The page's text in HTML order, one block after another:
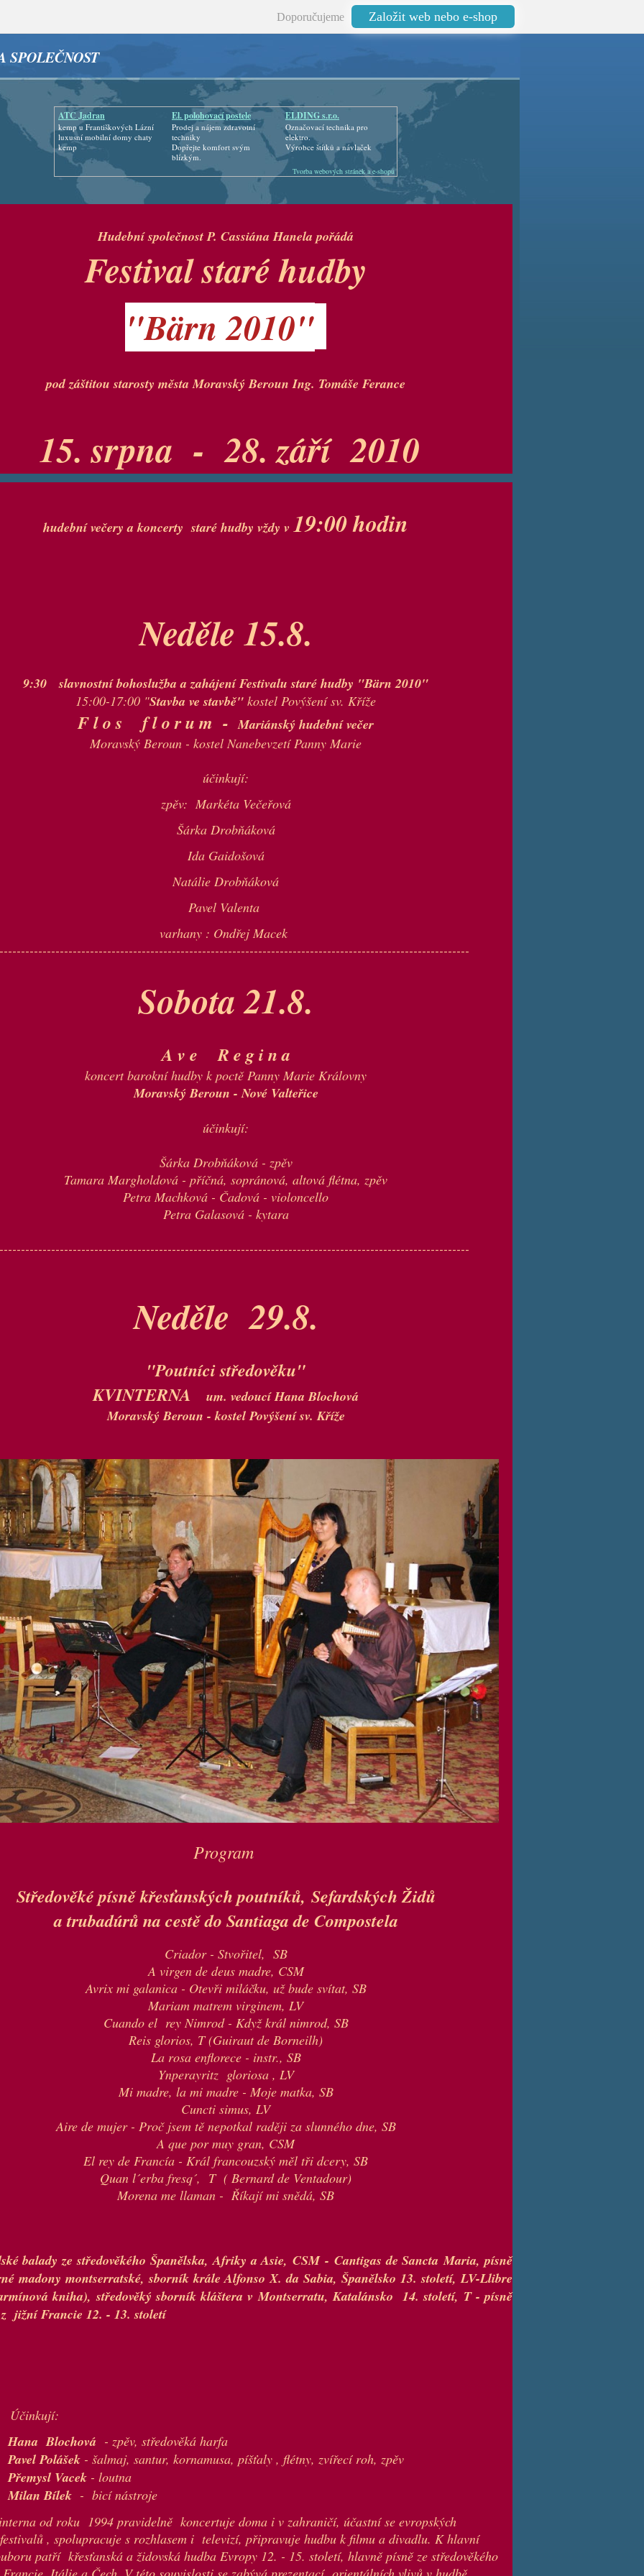
Doporučujeme Založit web nebo e-shop
SPOLEČNOST
ATC Jadran
kemp u Františkových Lázní
luxusní mobilní domy chaty
kemp
El. polohovací postele
Prodej a nájem zdravotní
techniky
Dopřejte komfort svým
blízkým.
ELDING s.r.o.
Označovací technika pro
elektro.
Výrobce štítků a návlaček
Tvorba webových stránek a e-shopů
Hudební společnost P. Cassiána Hanela pořádá
Festival staré hudby
"Bärn 2010"
pod záštitou starosty města Moravský Beroun Ing. Tomáše Ferance
15. srpna - 28. září 2010
hudební večery a koncerty staré hudby vždy v 19:00 hodin
Neděle 15.8.
9:30 slavnostní bohoslužba a zahájení Festivalu staré hudby "Bärn 2010"
15:00-17:00 "Stavba ve stavbě" kostel Povýšení sv. Kříže
F l o s f l o r u m - Mariánský hudební večer
Moravský Beroun - kostel Nanebevzetí Panny Marie
účinkují:
zpěv: Markéta Večeřová
Šárka Drobňáková
Ida Gaidošová
Natálie Drobňáková
Pavel Valenta
varhany : Ondřej Macek
Sobota 21.8.
A v e R e g i n a
koncert barokní hudby k poctě Panny Marie Královny
Moravský Beroun - Nové Valteřice
účinkují:
Šárka Drobňáková - zpěv
Tamara Margholdová - příčná, sopránová, altová flétna, zpěv
Petra Machková - Čadová - violoncello
Petra Galasová - kytara
Neděle 29.8.
"Poutníci středověku"
KVINTERNA
um. vedoucí Hana Blochová
Moravský Beroun - kostel Povýšení sv. Kříže
Program
Středověké písně křesťanských poutníků, Sefardských Židů
a trubadúrů na cestě do Santiaga de Compostela
Criador - Stvořitel, SB
A virgen de deus madre, CSM
Avrix mi galanica - Otevři miláčku, už bude svítat, SB
Mariam matrem virginem, LV
Cuando el rey Nimrod - Když král nimrod, SB
Reis glorios, T (Guiraut de Borneilh)
La rosa enflorece - instr., SB
Ynperayritz gloriosa , LV
Mi madre, la mi madre - Moje matka, SB
Cuncti simus, LV
Aire de mujer - Proč jsem tě nepotkal raději za slunného dne, SB
A que por muy gran, CSM
El rey de Francía - Král francouzský měl tři dcery, SB
Quan l´erba fresq´, T ( Bernard de Ventadour)
Morena me llaman - Říkají mi snědá, SB
balady ze středověkého Španělska, Afriky a Asie,CSM - Cantigas de SanctaMaria, písně
madony montserratské, sborník krále Alfonso X. da Sabia, Španělsko 13. století, LV-Llibre
kniha), středověký sborník kláštera v Montserratu, Katalánsko 14. století, T - písně
jižní Francie 12. - 13. století
- zpěv, středověká harfa
- šalmaj, santur, kornamusa, píšťaly , flétny, zvířecí roh, zpěv
Vacek - loutna
Bílek - bicí nástroje
od roku 1994 pravidelně koncertuje doma i v zahraničí, účastní se evropských
, spolupracuje s rozhlasem i televizí, připravuje hudbu k filmu a divadlu. K hlavní
patří křesťanská a židovská hudba Evropy 12. - 15. století, hlavně písně ze středověkého